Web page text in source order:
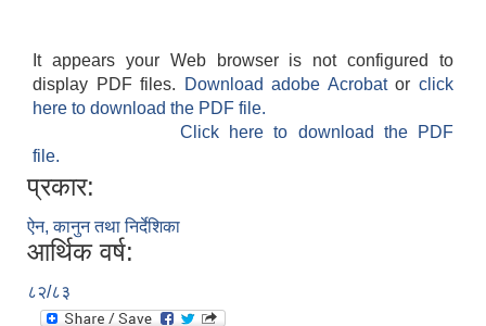
It appears your Web browser is not configured to
display PDF files.
Download adobe Acrobatorclick
here to download the PDF file.
Click here to download the PDF
file.
प्रकार:
ऐन, कानुन तथा निर्देशिका
आर्थिक वर्ष:
८२/८३